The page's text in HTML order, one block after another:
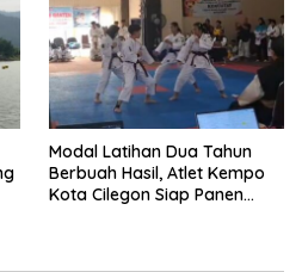
Modal Latihan Dua Tahun
Berbuah Hasil, Atlet Kempo
Kota Cilegon Siap Panen